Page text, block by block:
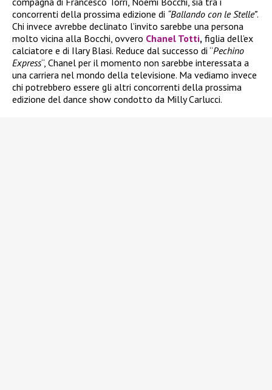
concorrenti della prossima edizione di “Ballando con le Stelle”.
Chi invece avrebbe declinato l’invito sarebbe una persona
molto vicina alla Bocchi, ovvero Chanel Totti, figlia dell’ex
calciatore e di Ilary Blasi. Reduce dal successo di “Pechino
Express“, Chanel per il momento non sarebbe interessata a
una carriera nel mondo della televisione. Ma vediamo invece
chi potrebbero essere gli altri concorrenti della prossima
edizione del dance show condotto da Milly Carlucci.